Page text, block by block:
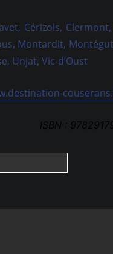
Cérizols,
Montardit,
Unjat, Vic-d’Oust
ISBN :